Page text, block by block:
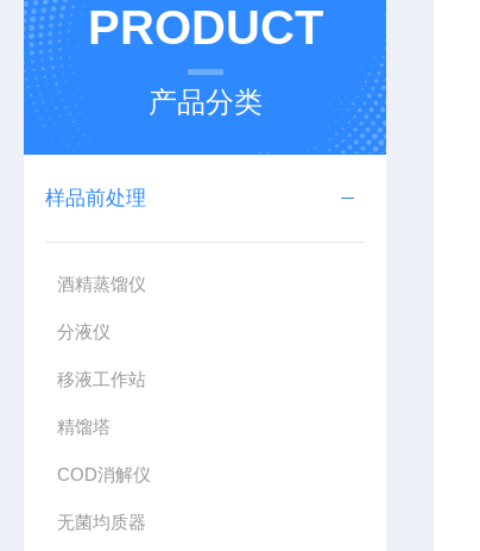
PRODUCT
产品分类
样品前处理
酒精蒸馏仪
分液仪
移液工作站
精馏塔
COD消解仪
无菌均质器